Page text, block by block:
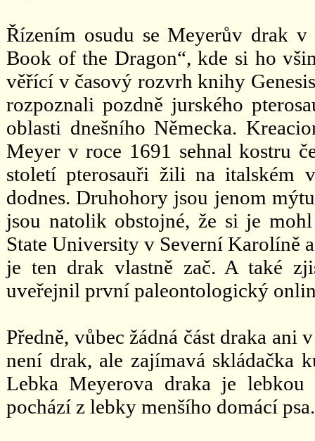
Řízením osudu se Meyerův drak
Book of the Dragon“, kde si ho
věřící v časový rozvrh knihy
rozpoznali pozdně jurského
oblasti dnešního Německa.
Meyer v roce 1691 sehnal kostru
století pterosauři žili na italském
dodnes. Druhohory jsou jenom
jsou natolik obstojné, že si je
State University v Severní Karolíně
je ten drak vlastně zač. A také
uveřejnil první paleontologický
Předně, vůbec žádná část draka ani
není drak, ale zajímavá skládačka
Lebka Meyerova draka je lebkou
pochází z lebky menšího domácí psa.